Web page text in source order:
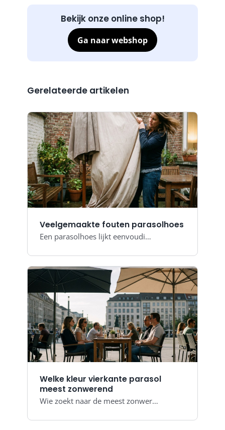
Bekijk onze online shop!
Ga naar webshop
Gerelateerde artikelen
Veelgemaakte fouten parasolhoes
Een parasolhoes lijkt eenvoudi…
Welke kleur vierkante parasol
meest zonwerend
Wie zoekt naar de meest zonwer…